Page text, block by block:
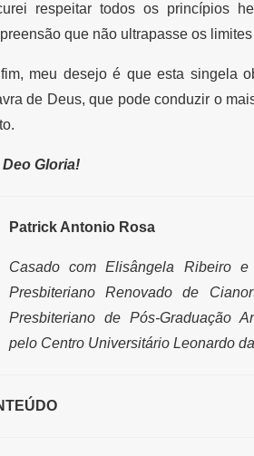
respeitar todos os princípios
que não ultrapasse os
meu desejo é que esta singela
de Deus, que pode conduzir o
Gloria!
Patrick Antonio Rosa
Casado com Elisângela Ribeiro
Presbiteriano Renovado de
Presbiteriano de Pós-Graduação
pelo Centro Universitário Leonardo